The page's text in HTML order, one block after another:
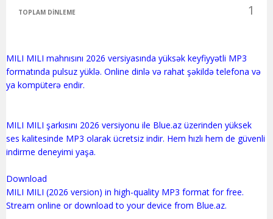
TOPLAM DINLEME 1
MILI MILI mahnısını 2026 versiyasında yüksək keyfiyyətli MP3
formatında pulsuz yüklə. Online dinlə və rahat şəkildə telefona və
ya kompüterə endir.
MILI MILI şarkısını 2026 versiyonu ile Blue.az üzerinden yüksek
ses kalitesinde MP3 olarak ücretsiz indir. Hem hızlı hem de güvenli
indirme deneyimi yaşa.
Download
MILI MILI (2026 version) in high-quality MP3 format for free.
Stream online or download to your device from Blue.az.